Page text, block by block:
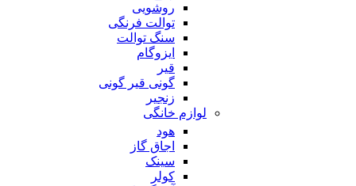
روشویی
توالت فرنگی
سنگ توالت
ایزوگام
قیر
گونی قیر گونی
زنجیر
لوازم خانگی
هود
اجاق گاز
سینک
کولر